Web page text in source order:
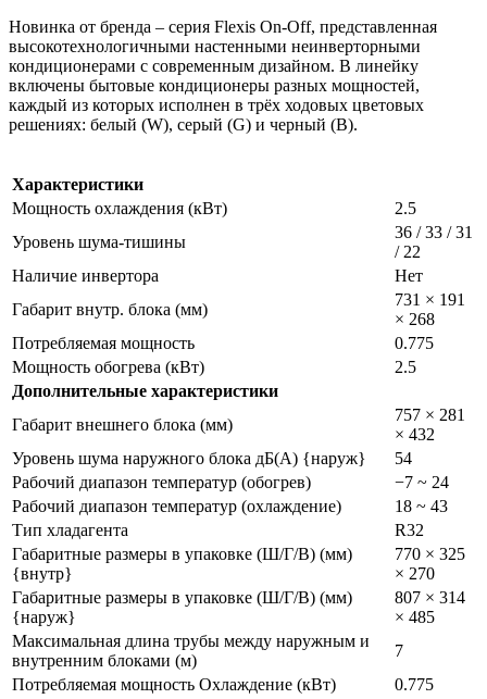
Новинка от бренда – серия Flexis On-Off, представленная
высокотехнологичными настенными неинверторными
кондиционерами с современным дизайном. В линейку
включены бытовые кондиционеры разных мощностей,
каждый из которых исполнен в трёх ходовых цветовых
решениях: белый (W), серый (G) и черный (B).
Характеристики
Мощность охлаждения (кВт)
2.5
Уровень шума-тишины
36 / 33 / 31
/ 22
Наличие инвертора
Нет
Габарит внутр. блока (мм)
731 × 191
× 268
Потребляемая мощность
0.775
Мощность обогрева (кВт)
2.5
Дополнительные характеристики
Габарит внешнего блока (мм)
757 × 281
× 432
Уровень шума наружного блока дБ(А) {наруж}
54
Рабочий диапазон температур (обогрев)
−7 ~ 24
Рабочий диапазон температур (охлаждение)
18 ~ 43
Тип хладагента
R32
Габаритные размеры в упаковке (Ш/Г/В) (мм)
{внутр}
770 × 325
× 270
Габаритные размеры в упаковке (Ш/Г/В) (мм)
{наруж}
807 × 314
× 485
Максимальная длина трубы между наружным и
внутренним блоками (м)
7
Потребляемая мощность Охлаждение (кВт)
0.775